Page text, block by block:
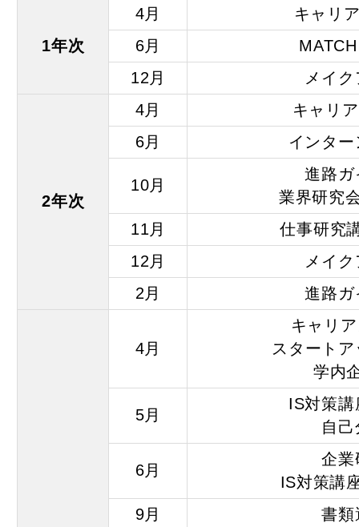
総合犯
総合環境
フィー
総合環
環境情報
松山看護
大学院
究科
大学院
卒業生
入試情報
令和9年度
アドミ
令和9年度
令和9年度
令和8年度
学費・奨
入試要
大学生活
キャン
心理学部
1年次
4月
キャリ
6月
12月
メイ
2年次
4月
キャリ
6月
インタ
10月
進路
業界研究
11月
仕事研究
12月
メイ
2月
進路
4月
キャリ
スタート
学内
5月
IS対策
自
6月
企業
IS対策講
9月
書類